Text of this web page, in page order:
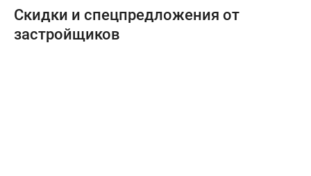
Скидки и спецпредложения от
застройщиков